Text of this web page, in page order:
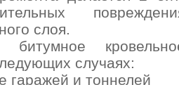
слоя.
битумное
случаях:
и тоннелей